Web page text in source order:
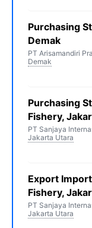
Purchasing
Demak
PT Arisamandiri
Demak
Purchasing
Fishery,
PT Sanjaya
Jakarta Utara
Export
Fishery,
PT Sanjaya
Jakarta Utara